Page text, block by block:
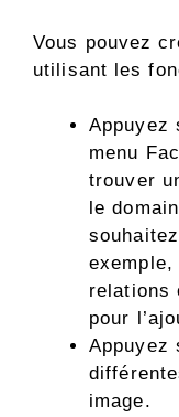
Vous pouvez
utilisant les
Appuyez
menu
trouver
le
relations
pour
Appuyez
image.